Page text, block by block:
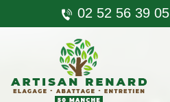
02 52 56 39 05